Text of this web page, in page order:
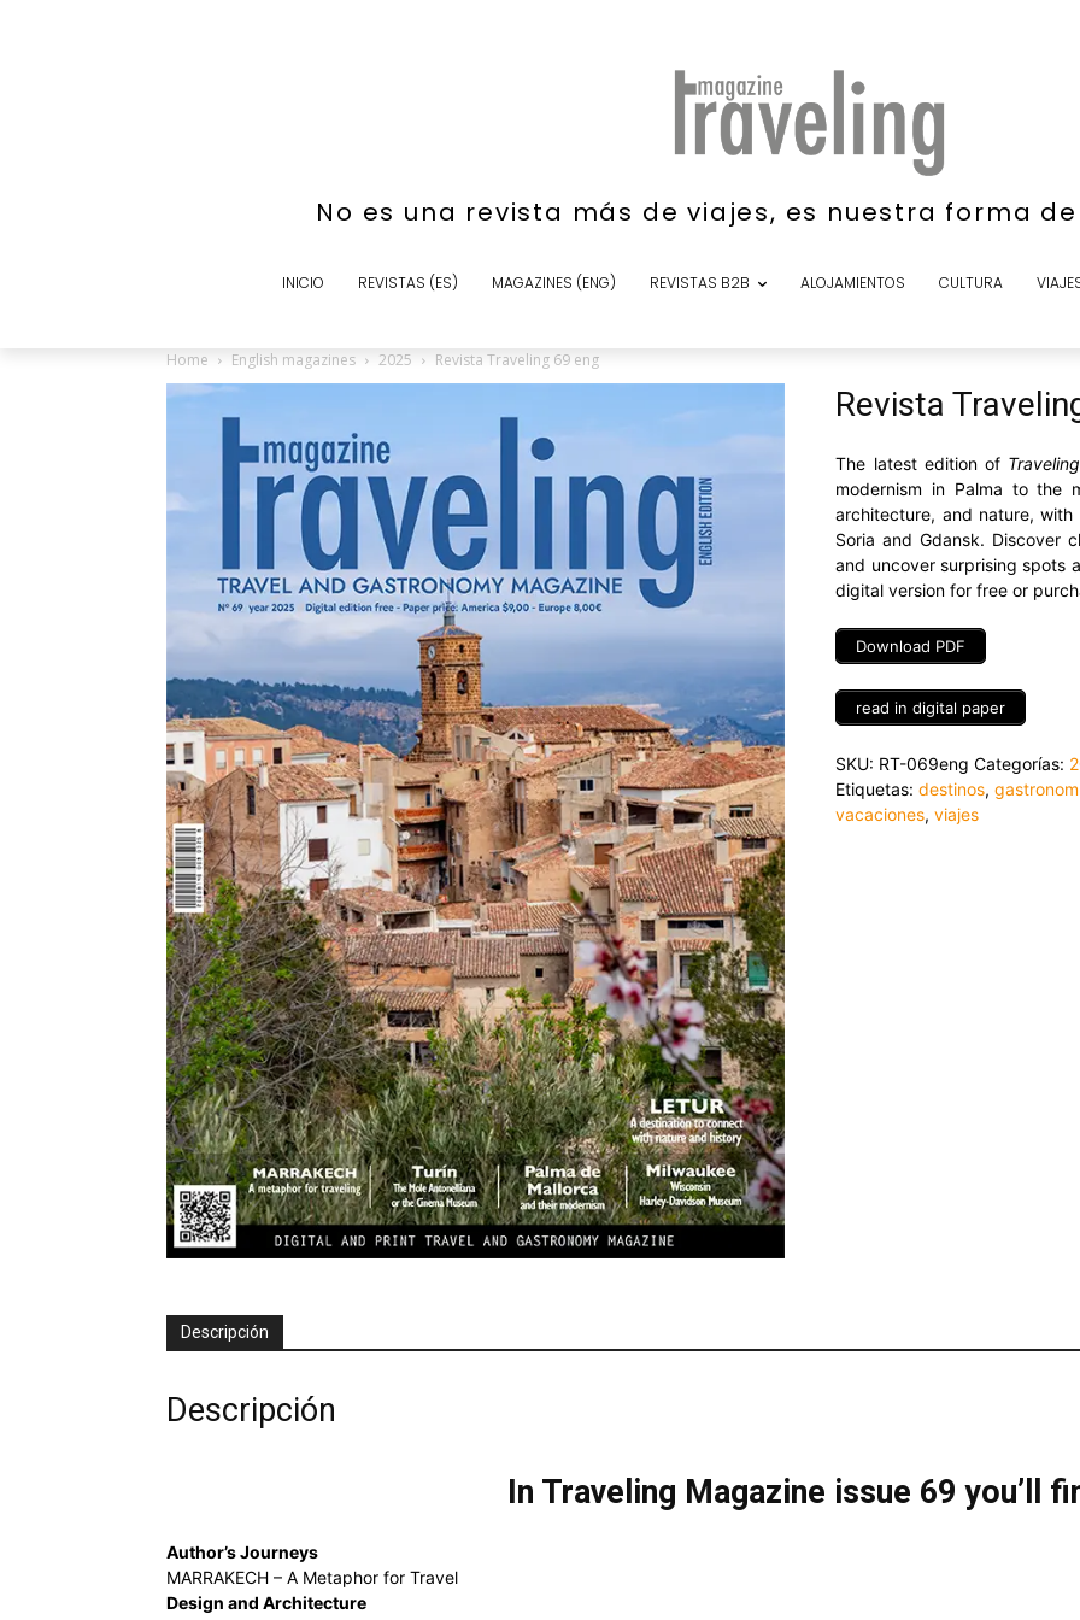
No es una revista más de viajes, es nuestra forma
INICIO REVISTAS (ES) MAGAZINES (ENG) REVISTAS B2B ALOJAMIENTOS CULTURA
Home English magazines 2025 Revista Traveling 69 eng
Revista
The latest edition of
modernism in Palma to the
architecture, and nature,
Soria and Gdansk. Discover
and uncover surprising spots
digital version for free or
Download PDF
read in digital paper
SKU: RT-069eng Categorías:
Etiquetas:destinos,
vacaciones,viajes
Descripción
Descripción
In Traveling Magazine issue 69 you’ll
Author’s Journeys
MARRAKECH – A Metaphor for Travel
Design and Architecture